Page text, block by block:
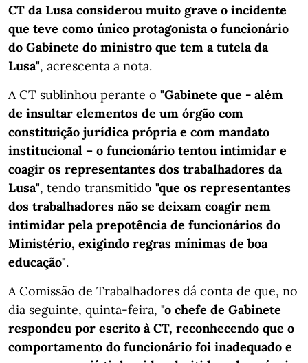
CT da Lusa considerou muito grave o incidente
que teve como único protagonista o funcionário
do Gabinete do ministro que tem a tutela da
Lusa", acrescenta a nota.
A CT sublinhou perante o "Gabinete que - além
de insultar elementos de um órgão com
constituição jurídica própria e com mandato
institucional – o funcionário tentou intimidar e
coagir os representantes dos trabalhadores da
Lusa", tendo transmitido "que os representantes
dos trabalhadores não se deixam coagir nem
intimidar pela prepotência de funcionários do
Ministério, exigindo regras mínimas de boa
educação".
A Comissão de Trabalhadores dá conta de que, no
dia seguinte, quinta-feira, "o chefe de Gabinete
respondeu por escrito à CT, reconhecendo que o
comportamento do funcionário foi inadequado e